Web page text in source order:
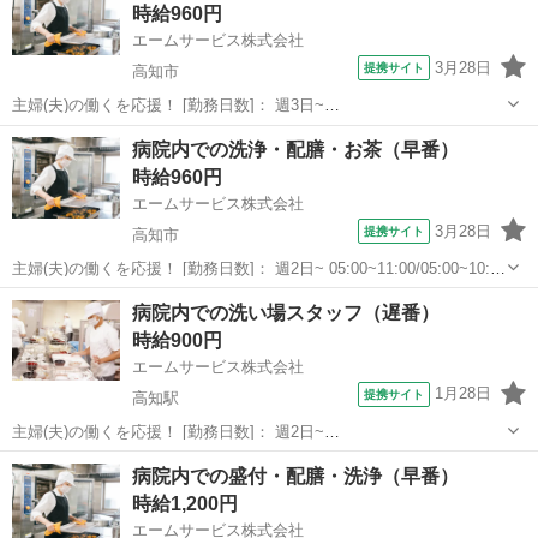
時給960円
エームサービス株式会社
高知市
提携サイト 3月28日
主婦(夫)の働くを応援！ [勤務日数]： 週3日~
11:00~19:45/14:15~19:45/17:00~19:45 [勤務地・最寄駅]： 高知県高知
市北本町1-2-6 近森オルソ リハビリテーション病院-436...
高知 高知市 その他
病院内での洗浄・配膳・お茶（早番）
時給960円
エームサービス株式会社
高知市
提携サイト 3月28日
主婦(夫)の働くを応援！ [勤務日数]： 週2日~ 05:00~11:00/05:00~10:00
[勤務地・最寄駅]： 高知県高知市愛宕町1-4-13 愛宕病院本院-4311 ＜
エームサービス株式会社＞ 高知駅徒歩1...
高知 高知市 その他
病院内での洗い場スタッフ（遅番）
時給900円
エームサービス株式会社
高知駅
提携サイト 1月28日
主婦(夫)の働くを応援！ [勤務日数]： 週2日~
15:00~20:00/15:00~19:00/17:00~20:00/18:00~20:00 [勤務地・最寄
駅]： 高知県高知市相生町1-35 高知病院-4360 ...
高知 高知市 高知駅 その他
病院内での盛付・配膳・洗浄（早番）
時給1,200円
エームサービス株式会社